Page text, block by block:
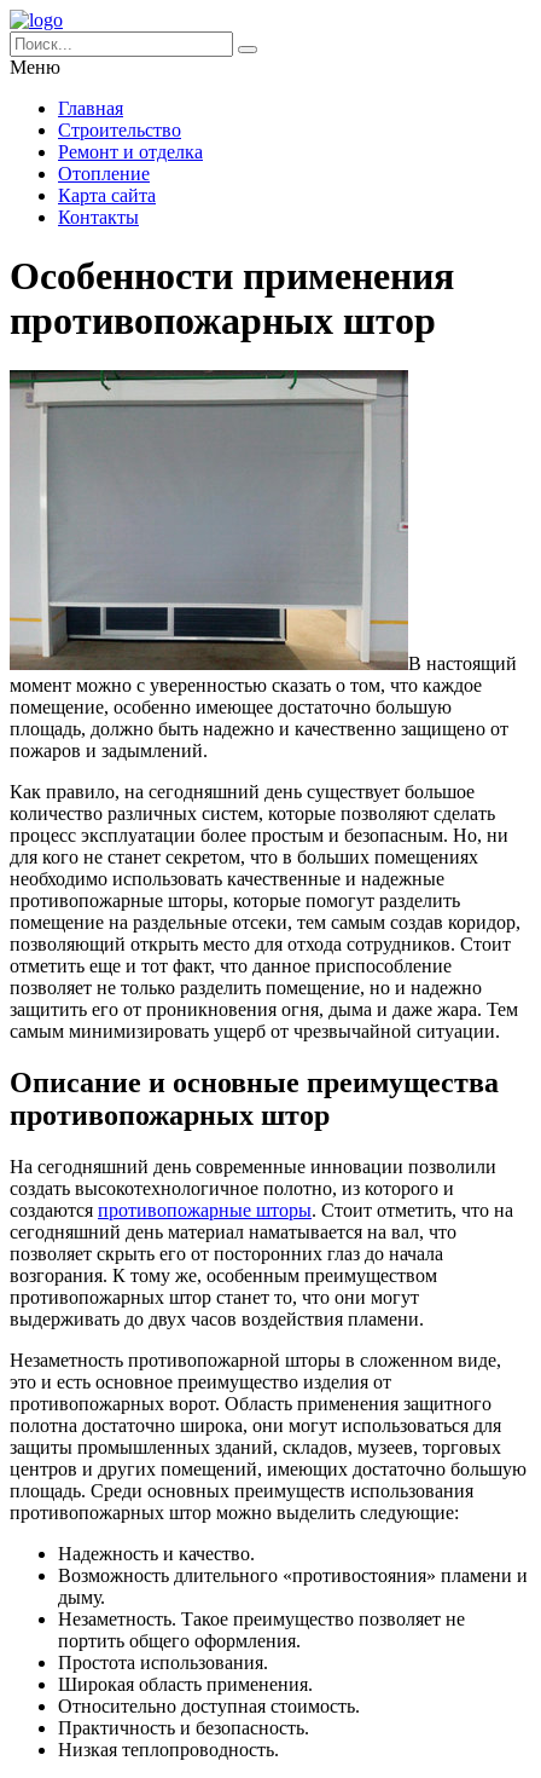
Меню
Главная
Строительство
Ремонт и отделка
Отопление
Карта сайта
Контакты
Особенности применения
противопожарных штор
В настоящий
момент можно с уверенностью сказать о том, что каждое
помещение, особенно имеющее достаточно большую
площадь, должно быть надежно и качественно защищено от
пожаров и задымлений.
Как правило, на сегодняшний день существует большое
количество различных систем, которые позволяют сделать
процесс эксплуатации более простым и безопасным. Но, ни
для кого не станет секретом, что в больших помещениях
необходимо использовать качественные и надежные
противопожарные шторы, которые помогут разделить
помещение на раздельные отсеки, тем самым создав коридор,
позволяющий открыть место для отхода сотрудников. Стоит
отметить еще и тот факт, что данное приспособление
позволяет не только разделить помещение, но и надежно
защитить его от проникновения огня, дыма и даже жара. Тем
самым минимизировать ущерб от чрезвычайной ситуации.
Описание и основные преимущества
противопожарных штор
На сегодняшний день современные инновации позволили
создать высокотехнологичное полотно, из которого и
создаются противопожарные шторы. Стоит отметить, что на
сегодняшний день материал наматывается на вал, что
позволяет скрыть его от посторонних глаз до начала
возгорания. К тому же, особенным преимуществом
противопожарных штор станет то, что они могут
выдерживать до двух часов воздействия пламени.
Незаметность противопожарной шторы в сложенном виде,
это и есть основное преимущество изделия от
противопожарных ворот. Область применения защитного
полотна достаточно широка, они могут использоваться для
защиты промышленных зданий, складов, музеев, торговых
центров и других помещений, имеющих достаточно большую
площадь. Среди основных преимуществ использования
противопожарных штор можно выделить следующие:
Надежность и качество.
Возможность длительного «противостояния» пламени и
дыму.
Незаметность. Такое преимущество позволяет не
портить общего оформления.
Простота использования.
Широкая область применения.
Относительно доступная стоимость.
Практичность и безопасность.
Низкая теплопроводность.